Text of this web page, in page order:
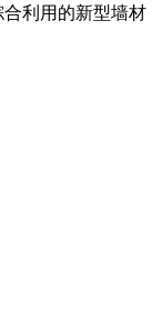
利用的新型墙材